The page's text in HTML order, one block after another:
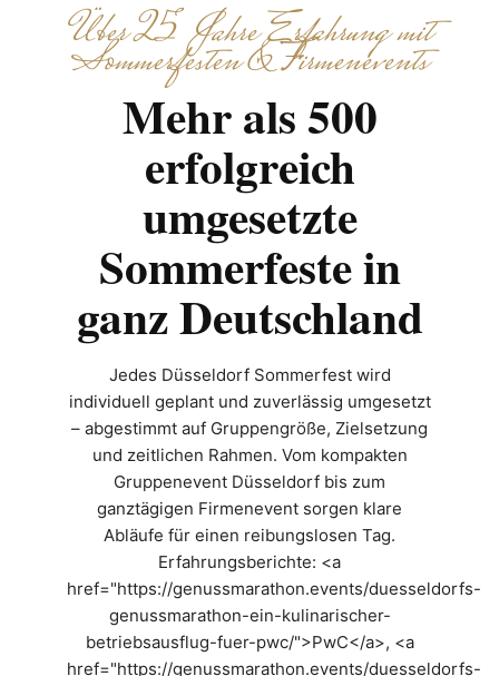
Über 25 Jahre Erfahrung mit
Sommerfesten & Firmenevents
Mehr als 500
erfolgreich
umgesetzte
Sommerfeste in
ganz Deutschland
Jedes Düsseldorf Sommerfest wird
individuell geplant und zuverlässig umgesetzt
– abgestimmt auf Gruppengröße, Zielsetzung
und zeitlichen Rahmen. Vom kompakten
Gruppenevent Düsseldorf bis zum
ganztägigen Firmenevent sorgen klare
Abläufe für einen reibungslosen Tag.
Erfahrungsberichte: <a
href="https://genussmarathon.events/duesseldorfs-
genussmarathon-ein-kulinarischer-
betriebsausflug-fuer-pwc/">PwC</a>, <a
href="https://genussmarathon.events/duesseldorfs-